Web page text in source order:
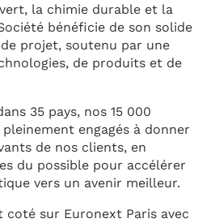
la chimie durable et la
bénéficie de son solide
projet, soutenu par une
de produits et de
35 pays, nos 15 000
engagés à donner
de nos clients, en
du possible pour accélérer
vers un avenir meilleur.
coté sur Euronext Paris avec